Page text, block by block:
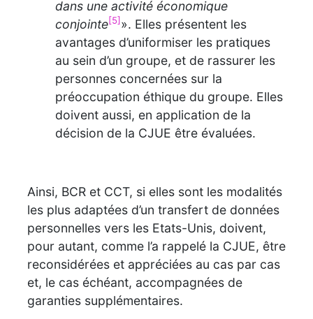
dans une activité économique
conjointe[5] ». Elles présentent les
avantages d’uniformiser les pratiques
au sein d’un groupe, et de rassurer les
personnes concernées sur la
préoccupation éthique du groupe. Elles
doivent aussi, en application de la
décision de la CJUE être évaluées.
Ainsi, BCR et CCT, si elles sont les modalités
les plus adaptées d’un transfert de données
personnelles vers les Etats-Unis, doivent,
pour autant, comme l’a rappelé la CJUE, être
reconsidérées et appréciées au cas par cas
et, le cas échéant, accompagnées de
garanties supplémentaires.